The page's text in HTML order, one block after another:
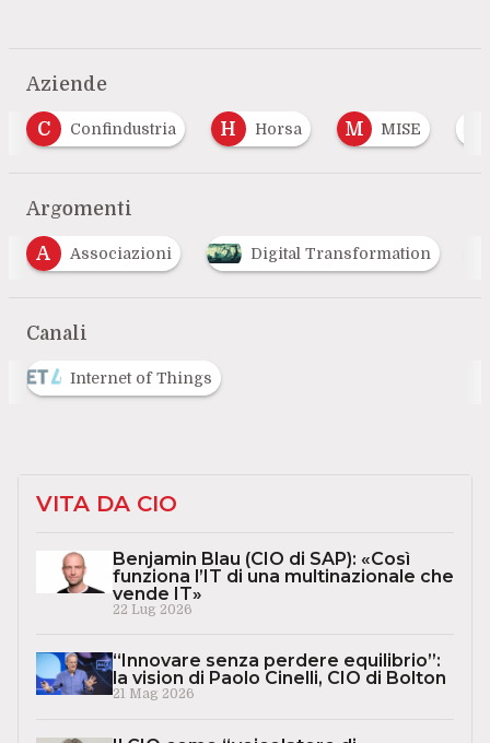
Aziende
H Horsa M MISE Sap S SMACT
Argomenti
Digital Transformation E Engineering
Canali
Internet of Things
VITA DA CIO
Benjamin Blau (CIO di SAP): «Così
funziona l’IT di una multinazionale che
vende IT»
22 Lug 2026
“Innovare senza perdere equilibrio”:
la vision di Paolo Cinelli, CIO di Bolton
21 Mag 2026